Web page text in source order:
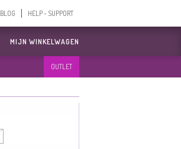
BLOG HELP - SUPPORT
MIJN WINKELWAGEN
OUTLET